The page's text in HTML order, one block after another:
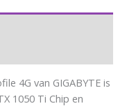
4G van GIGABYTE is
1050 Ti Chip en